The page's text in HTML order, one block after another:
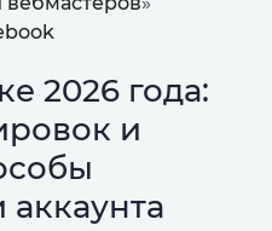
2026 года:
и